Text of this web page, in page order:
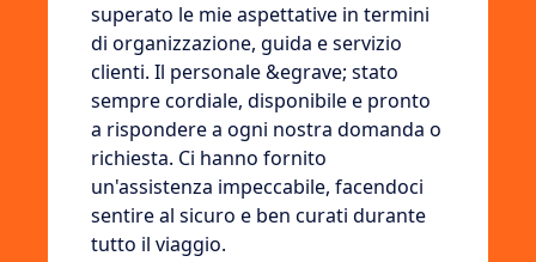
superato le mie aspettative in termini
di organizzazione, guida e servizio
clienti. Il personale &egrave; stato
sempre cordiale, disponibile e pronto
a rispondere a ogni nostra domanda o
richiesta. Ci hanno fornito
un'assistenza impeccabile, facendoci
sentire al sicuro e ben curati durante
tutto il viaggio.